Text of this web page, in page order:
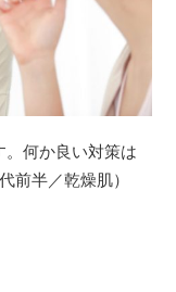
。何か良い対策は
前半／乾燥肌）